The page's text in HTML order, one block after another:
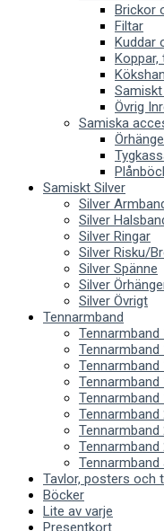
Brickor
Filtar
Kuddar
Övrig
Samiska
Samiskt Silver
Silver
Silver
Silver Ringar
Silver Risku/
Silver Spänne
Silver
Silver Övrigt
Tennarmband
Tennarmband
Tennarmband
Tennarmband
Tennarmband
Tennarmband
Tennarmband
Tennarmband
Tennarmband
Tavlor, posters och
Böcker
Lite av varje